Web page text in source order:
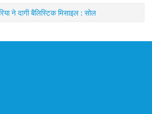
ने दागी बैलिस्टिक मिसाइल : सोल